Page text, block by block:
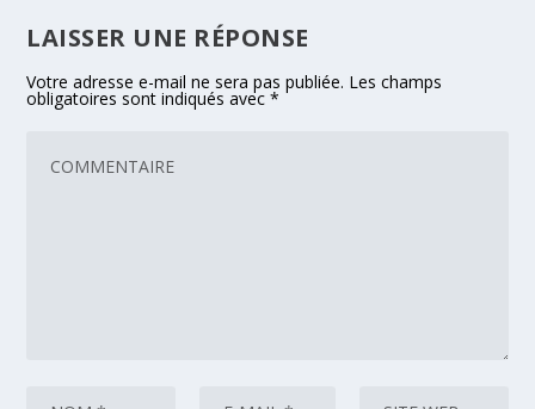
LAISSER UNE RÉPONSE
Votre adresse e-mail ne sera pas publiée. Les champs
obligatoires sont indiqués avec*